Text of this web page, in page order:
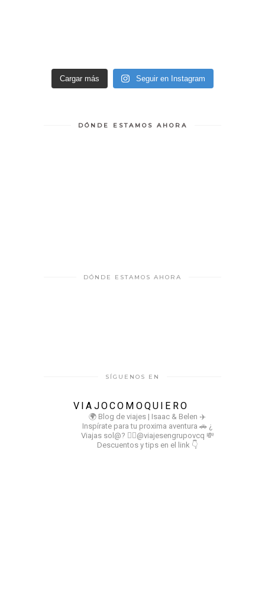
Cargar más Seguir en Instagram
DÓNDE ESTAMOS AHORA
DÓNDE ESTAMOS AHORA
SÍGUENOS EN
VIAJOCOMOQUIERO
🌍 Blog de viajes | Isaac & Belen ✈️
Inspírate para tu proxima aventura 🚗 ¿
Viajas sol@? 👉🏻@viajesengrupovcq 💸
Descuentos y tips en el link 👇